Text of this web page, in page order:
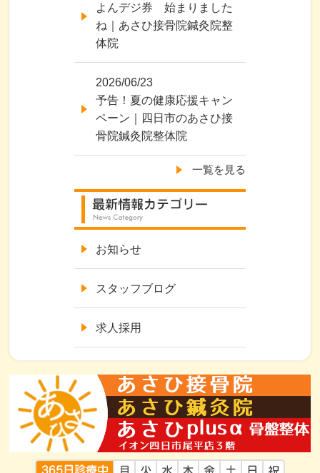
よんデジ券 始まりました
ね｜あさひ接骨院鍼灸院整
体院
2026/06/23
予告！夏の健康応援キャン
ペーン｜四日市のあさひ接
骨院鍼灸院整体院
一覧を見る
お知らせ
スタッフブログ
求人採用